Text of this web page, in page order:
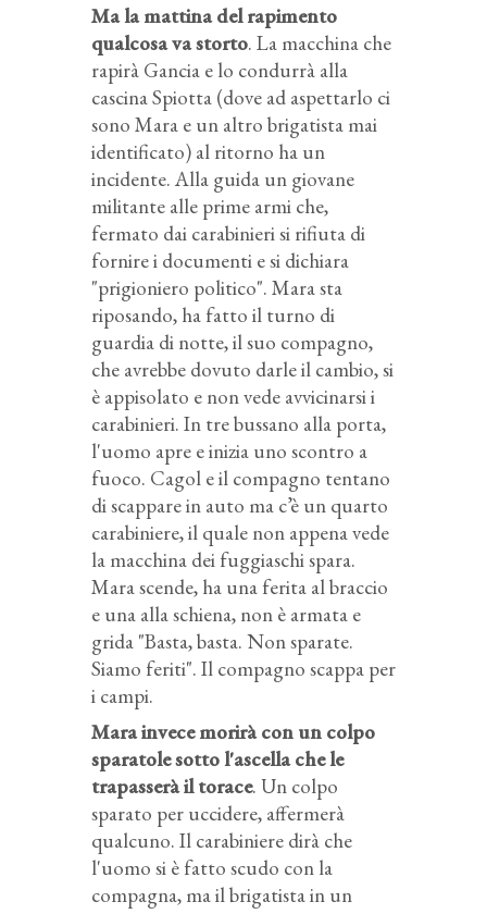
Ma la mattina del rapimento
qualcosa va storto. La macchina che
rapirà Gancia e lo condurrà alla
cascina Spiotta (dove ad aspettarlo ci
sono Mara e un altro brigatista mai
identificato) al ritorno ha un
incidente. Alla guida un giovane
militante alle prime armi che,
fermato dai carabinieri si rifiuta di
fornire i documenti e si dichiara
"prigioniero politico". Mara sta
riposando, ha fatto il turno di
guardia di notte, il suo compagno,
che avrebbe dovuto darle il cambio, si
è appisolato e non vede avvicinarsi i
carabinieri. In tre bussano alla porta,
l'uomo apre e inizia uno scontro a
fuoco. Cagol e il compagno tentano
di scappare in auto ma c’è un quarto
carabiniere, il quale non appena vede
la macchina dei fuggiaschi spara.
Mara scende, ha una ferita al braccio
e una alla schiena, non è armata e
grida "Basta, basta. Non sparate.
Siamo feriti". Il compagno scappa per
i campi.
Mara invece morirà con un colpo
sparatole sotto l'ascella che le
trapasserà il torace. Un colpo
sparato per uccidere, affermerà
qualcuno. Il carabiniere dirà che
l'uomo si è fatto scudo con la
compagna, ma il brigatista in un